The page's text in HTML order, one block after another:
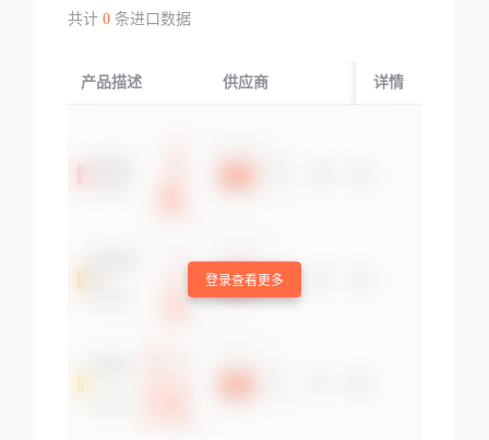
共计 0条进口数据
产品描述 供应商 起运国/地区
详情
登录查看更多